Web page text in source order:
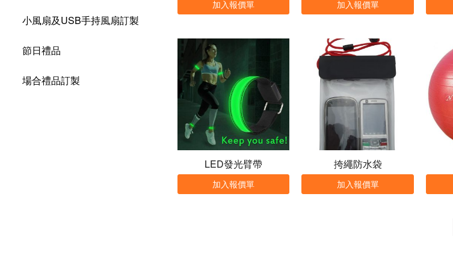
小風扇及USB手持風扇訂製
節日禮品
場合禮品訂製
加入報價單 加入報價單
LED發光臂帶
加入報價單
挎繩防水袋
加入報價單